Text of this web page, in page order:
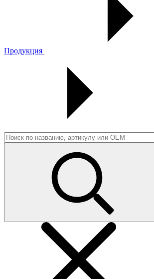
Продукция